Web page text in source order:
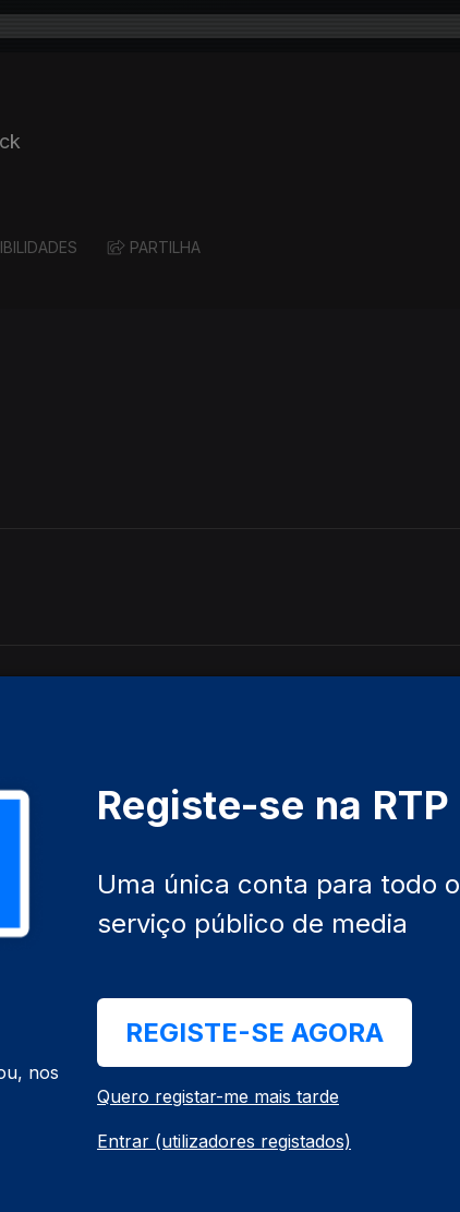
PARTILHA
nos
Registe-se na RTP
Uma única conta para todo o
serviço público de media
REGISTE-SE AGORA
Quero registar-me mais tarde
Entrar (utilizadores registados)